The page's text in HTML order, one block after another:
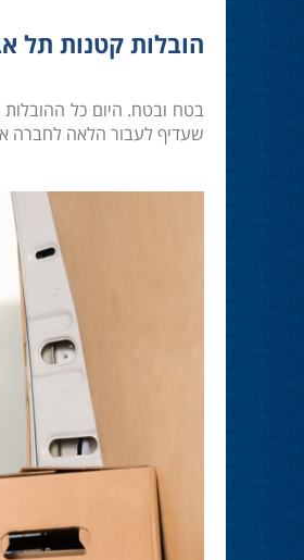
הובלות קטנות תל
בטח ובטח. היום כל
שעדיף לעבור הלאה לחברה